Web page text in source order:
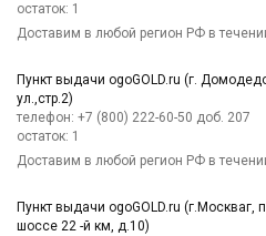
остаток: 1
Доставим в любой регион РФ в
Пункт выдачи ogoGOLD.ru (г.
ул.,стр.2)
телефон: +7 (800) 222-60-50 доб. 207
остаток: 1
Доставим в любой регион РФ в
Пункт выдачи ogoGOLD.ru
шоссе 22 -й км, д.10)